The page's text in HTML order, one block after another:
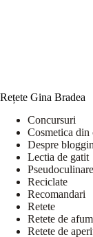
Rețete Gina Bradea
Concursuri
Cosmetica din
Despre
Lectia de gatit
Pseudoculinare
Reciclate
Recomandari
Retete
Retete de
Retete de